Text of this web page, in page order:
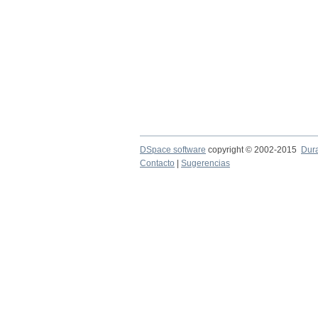
DSpace software copyright © 2002-2015
Contacto
Sugerencias